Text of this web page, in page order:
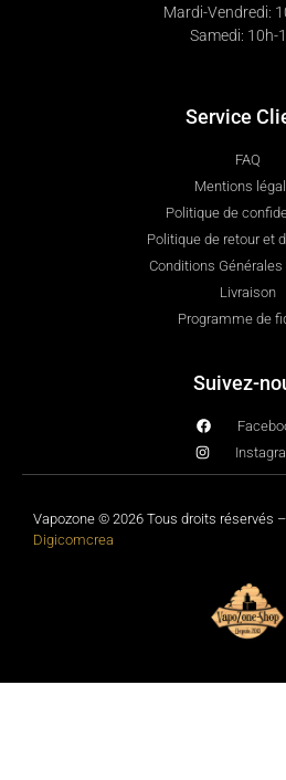
Mardi-Vendredi:
Samedi: 10h-
Service
FAQ
Mentions
Politique de
Politique de retour et
Conditions Générales
Livraison
Programme de
Suivez-
Vapozone © 2026 Tous droits réservés
Digicomcrea